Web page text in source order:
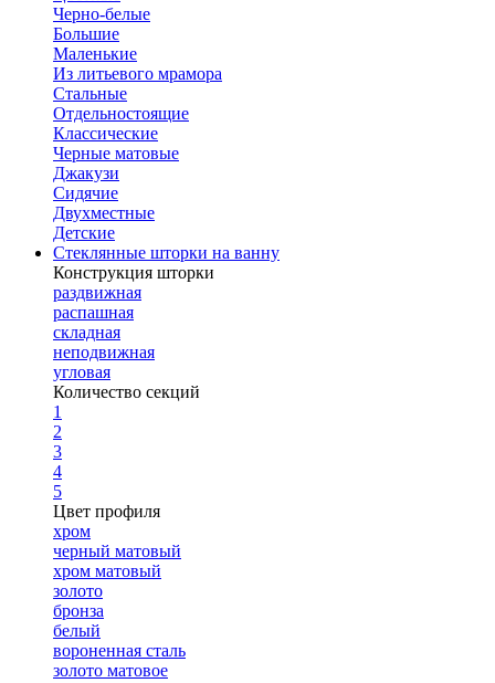
Черно-белые
Большие
Маленькие
Из литьевого мрамора
Стальные
Отдельностоящие
Классические
Черные матовые
Джакузи
Сидячие
Двухместные
Детские
Стеклянные шторки на ванну
Конструкция шторки
раздвижная
распашная
складная
неподвижная
угловая
Количество секций
1
2
3
4
5
Цвет профиля
хром
черный матовый
хром матовый
золото
бронза
белый
вороненная сталь
золото матовое